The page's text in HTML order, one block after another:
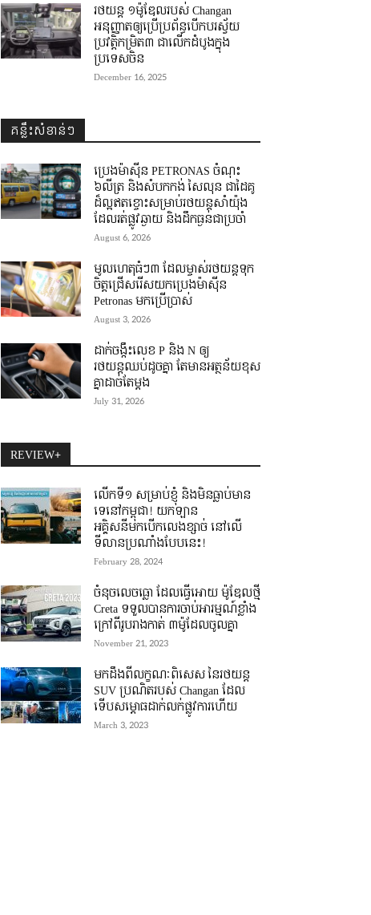
រថយន្ត ១ម៉ូឌែលរបស់ Changan
អនុញ្ញាតឲ្យប្រើប្រព័ន្ធបើកបរស្វ័យ
ប្រវត្តិកម្រិត៣ ជាលើកដំបូងក្នុង
ប្រទេសចិន
December 16, 2025
គន្លឹះសំខាន់ៗ
ប្រេងម៉ាស៊ីន PETRONAS ចំណុះ
៦លីត្រ និងសំបកកង់ សៃលុន ជាដៃគូ
ដ៏ល្អឥតខ្ចោះសម្រាប់រថយន្តសាំយ៉ុង
ដែលរត់ផ្លូវឆ្ងាយ និងដឹកធ្ងន់ជាប្រចាំ
August 6, 2026
មូលហេតុធំៗ៣ ដែលម្ចាស់រថយន្តទុក
ចិត្តជ្រើសរើសយកប្រេងម៉ាស៊ីន
Petronas មកប្រើប្រាស់
August 3, 2026
ដាក់ចង្កឹះលេខ P និង N ឲ្យ
រថយន្តឈប់ដូចគ្នា តែមានអត្ថន័យខុស
គ្នាដាច់តែម្តង
July 31, 2026
REVIEW+
លើកទី១ សម្រាប់ខ្ញុំ និងមិនធ្លាប់មាន
ទេនៅកម្ពុជា! យកឡាន
អគ្គិសនីមកបើកលេងខ្សាច់ នៅលើ
ទីលានប្រណាំងបែបនេះ!
February 28, 2024
ចំនុចលេចធ្លោ ដែលធ្វើអោយ ម៉ូឌែលថ្មី
Creta ទទួលបានការចាប់អារម្មណ៍ខ្លាំង
ក្រៅពីរូបរាងកាត់ ៣ម៉ូដែលចូលគ្នា
November 21, 2023
មកដឹងពីលក្ខណៈពិសេស នៃរថយន្ត
SUV ប្រណិតរបស់ Changan ដែល
ទើបសម្ភោធដាក់លក់ផ្លូវការហើយ
March 3, 2023